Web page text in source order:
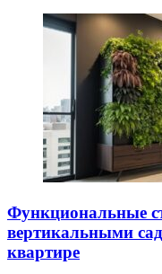
Функциональные
вертикальными
квартире